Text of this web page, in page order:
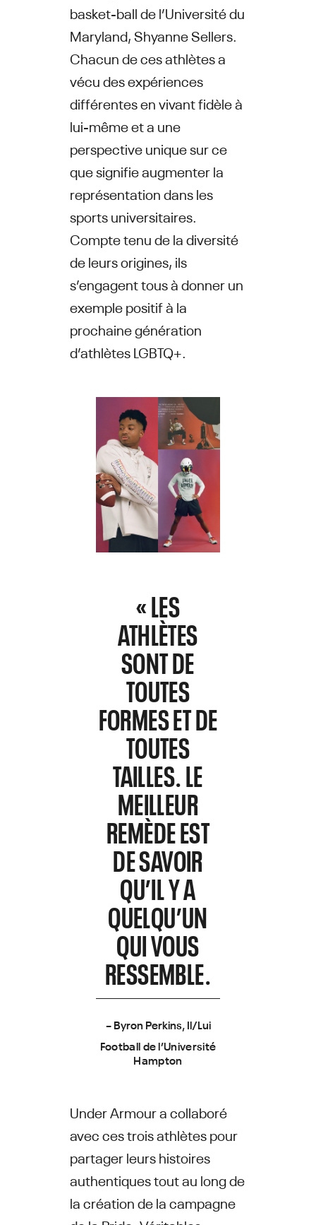
basket-ball de l’Université du
Maryland, Shyanne Sellers.
Chacun de ces athlètes a
vécu des expériences
différentes en vivant fidèle à
lui-même et a une
perspective unique sur ce
que signifie augmenter la
représentation dans les
sports universitaires.
Compte tenu de la diversité
de leurs origines, ils
s’engagent tous à donner un
exemple positif à la
prochaine génération
d’athlètes LGBTQ+.
« LES
ATHLÈTES
SONT DE
TOUTES
FORMES ET DE
TOUTES
TAILLES. LE
MEILLEUR
REMÈDE EST
DE SAVOIR
QU’IL Y A
QUELQU’UN
QUI VOUS
RESSEMBLE.
– Byron Perkins, Il/Lui
Football de l’Université
Hampton
Under Armour a collaboré
avec ces trois athlètes pour
partager leurs histoires
authentiques tout au long de
la création de la campagne